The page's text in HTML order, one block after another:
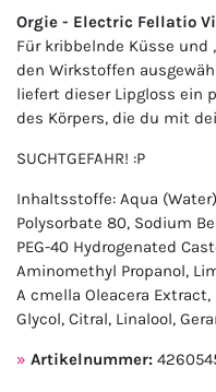
Orgie - Electric Fellatio
Für kribbelnde Küsse und
den Wirkstoffen
liefert dieser Lipgloss ein
des Körpers, die du mit
SUCHTGEFAHR! :P
Inhaltsstoffe: Aqua
Polysorbate 80, Sodium
PEG-40 Hydrogenated
Aminomethyl Propanol,
A cmella Oleacera Extract,
Glycol, Citral, Linalool,
Artikelnummer: